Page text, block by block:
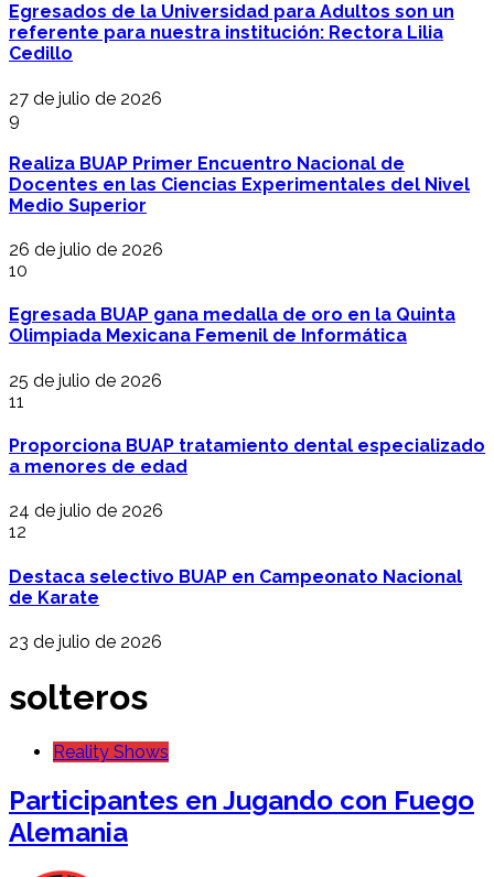
Egresados de la Universidad para Adultos son un
referente para nuestra institución: Rectora Lilia
Cedillo
27 de julio de 2026
9
Realiza BUAP Primer Encuentro Nacional de
Docentes en las Ciencias Experimentales del Nivel
Medio Superior
26 de julio de 2026
10
Egresada BUAP gana medalla de oro en la Quinta
Olimpiada Mexicana Femenil de Informática
25 de julio de 2026
11
Proporciona BUAP tratamiento dental especializado
a menores de edad
24 de julio de 2026
12
Destaca selectivo BUAP en Campeonato Nacional
de Karate
23 de julio de 2026
solteros
Reality Shows
Participantes en Jugando con Fuego
Alemania